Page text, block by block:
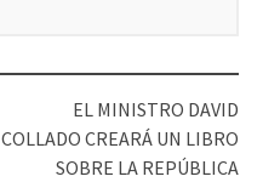
EL MINISTRO DAVID
COLLADO CREARÁ UN LIBRO
SOBRE LA REPÚBLICA